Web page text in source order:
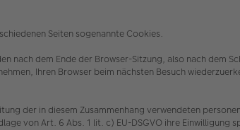
Seiten sogenannte Cookies.
nach dem Ende der Browser-Sitzung, also nach dem
Ihren Browser beim nächsten Besuch
der in diesem Zusammenhang verwendeten
von Art. 6 Abs. 1 lit. c) EU-DSGVO ihre Einwilligung